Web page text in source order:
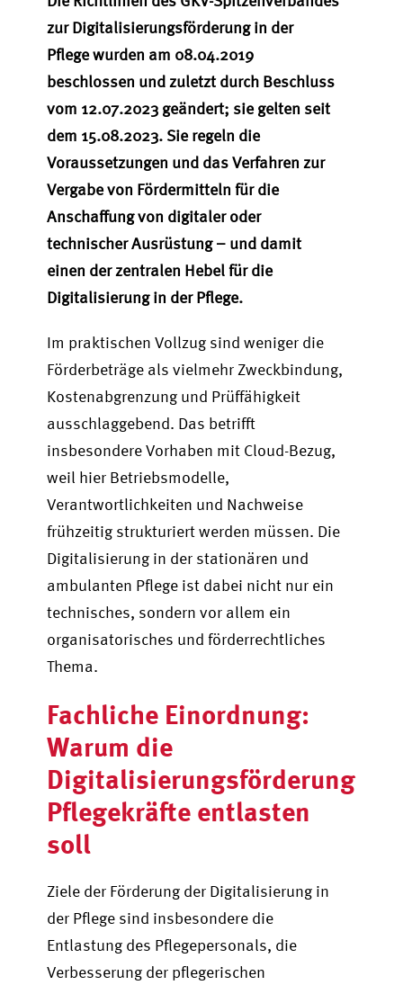
zur Digitalisierungsförderung in der
Pflege wurden am 08.04.2019
beschlossen und zuletzt durch Beschluss
vom 12.07.2023 geändert; sie gelten seit
dem 15.08.2023. Sie regeln die
Voraussetzungen und das Verfahren zur
Vergabe von Fördermitteln für die
Anschaffung von digitaler oder
technischer Ausrüstung – und damit
einen der zentralen Hebel für die
Digitalisierung in der Pflege.
Im praktischen Vollzug sind weniger die
Förderbeträge als vielmehr Zweckbindung,
Kostenabgrenzung und Prüffähigkeit
ausschlaggebend. Das betrifft
insbesondere Vorhaben mit Cloud-Bezug,
weil hier Betriebsmodelle,
Verantwortlichkeiten und Nachweise
frühzeitig strukturiert werden müssen. Die
Digitalisierung in der stationären und
ambulanten Pflege ist dabei nicht nur ein
technisches, sondern vor allem ein
organisatorisches und förderrechtliches
Thema.
Fachliche Einordnung:
Warum die
Digitalisierungsförderung
Pflegekräfte entlasten
soll
Ziele der Förderung der Digitalisierung in
der Pflege sind insbesondere die
Entlastung des Pflegepersonals, die
Verbesserung der pflegerischen